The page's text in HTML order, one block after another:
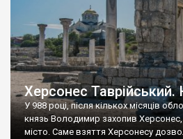
Херсонес
У 988 році, після кількох місяців
князь Володимир захопив Херсонес,
місто. Саме взяття Херсонесу